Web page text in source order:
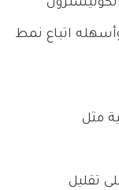
اتباع نمط
مثل
تقليل